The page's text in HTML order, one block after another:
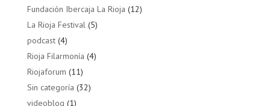
Fundación Ibercaja La Rioja (12)
La Rioja Festival(5)
podcast(4)
Rioja Filarmonía (4)
Riojaforum (11)
Sin categoría (32)
videoblog (1)